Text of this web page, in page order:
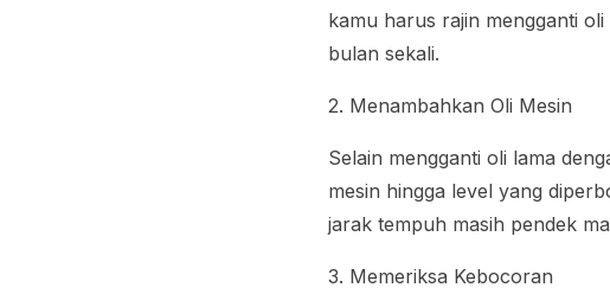
kamu harus rajin mengganti
bulan sekali.
2. Menambahkan Oli Mesin
Selain mengganti oli lama
mesin hingga level yang
jarak tempuh masih pendek
3. Memeriksa Kebocoran